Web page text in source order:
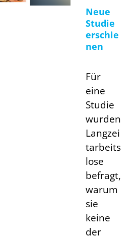
Neue
Studie
erschie
nen
Für
eine
Studie
wurden
Langzei
tarbeits
lose
befragt,
warum
sie
keine
der